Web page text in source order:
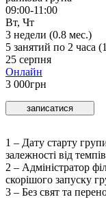
09:00-11:00
Вт, Чт
3 недели (0.8 мес.)
5 занятий по 2 часа (
25 серпня
Онлайн
3 000грн
записатися
1 – Дату старту
залежностi вiд
2 – Адмiнiстратор
скорішого запуску
3 – Без свят та